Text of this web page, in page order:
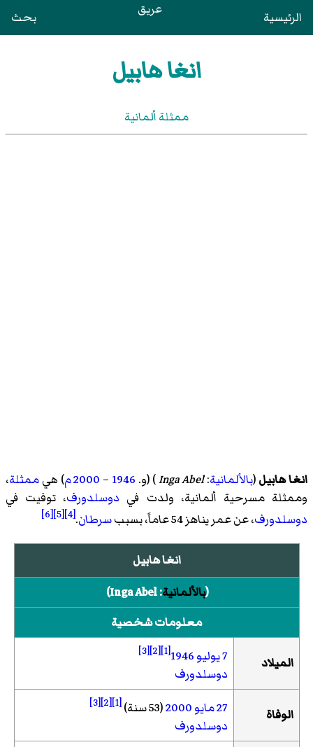
الرئيسية عريق بحث
انغا هابيل
ممثلة ألمانية
انغا هابيل(بالألمانية:
Inga Abel)‏ (و. 1946
–
2000م) هيممثلة،
وممثلة مسرحية ألمانية، ولدت في دوسلدورف، توفيت في
دوسلدورف، عن عمر يناهز 54 عاماً، بسبب سرطان.
[4]
[5]
[6]
انغا هابيل
(بالألمانية:
Inga Abel
)‏
معلومات شخصية
الميلاد 7 يوليو 1946
[1]
[2]
[3]
دوسلدورف
الوفاة 27 مايو 2000(53 سنة) [1]
[2]
[3]
دوسلدورف